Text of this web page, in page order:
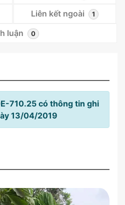
Liên kết ngoài 1
luận 0
710.25 có thông tin ghi
13/04/2019